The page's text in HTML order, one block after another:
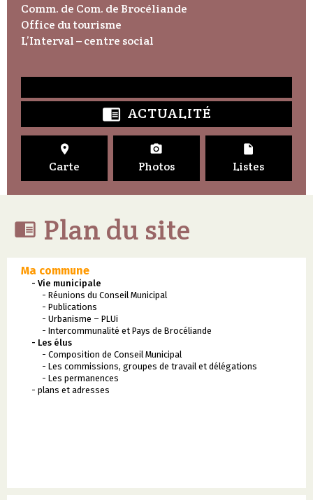
Comm. de Com. de Brocéliande
Office du tourisme
L’Interval – centre social
 ACTUALITÉ

Carte

Photos

Listes
 Plan du site
Ma commune
- Vie municipale
- Réunions du Conseil Municipal
- Publications
- Urbanisme – PLUi
- Intercommunalité et Pays de Brocéliande
- Les élus
- Composition de Conseil Municipal
- Les commissions, groupes de travail et délégations
- Les permanences
- plans et adresses